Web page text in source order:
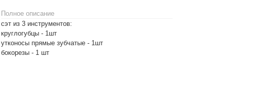
Полное описание
сэт из 3 инструментов:
круглогубцы - 1шт
утконосы прямые зубчатые - 1шт
бокорезы - 1 шт